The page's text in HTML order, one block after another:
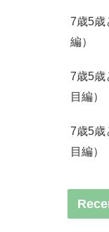
7歳5歳
編）
7歳5歳
目編）
7歳5歳
目編）